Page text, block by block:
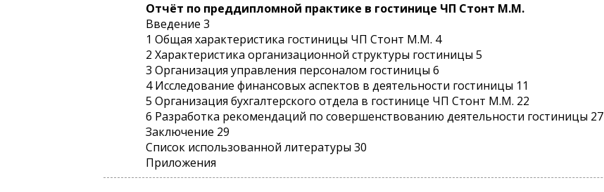
Отчёт по преддипломной практике в гостинице ЧП Стонт М.М.
Введение 3
1 Общая характеристика гостиницы ЧП Стонт М.М. 4
2 Характеристика организационной структуры гостиницы 5
3 Организация управления персоналом гостиницы 6
4 Исследование финансовых аспектов в деятельности гостиницы 11
5 Организация бухгалтерского отдела в гостинице ЧП Стонт М.М. 22
6 Разработка рекомендаций по совершенствованию деятельности гостиницы 27
Заключение 29
Список использованной литературы 30
Приложения